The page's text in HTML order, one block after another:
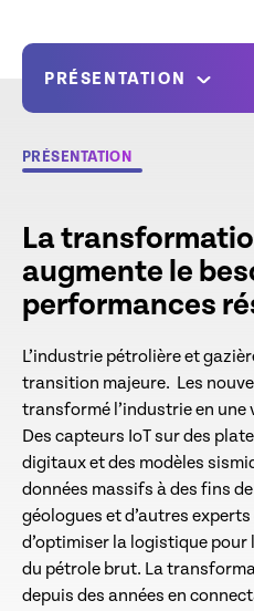
PRÉSENTATION
PRÉSENTATION
La
augmente le
performances
L’industrie pétrolière et
transition majeure. Les
transformé l’industrie en
Des capteurs IoT sur des
digitaux et des modèles
données massifs à des fins
géologues et d’autres
d’optimiser la logistique
du pétrole brut. La
depuis des années en